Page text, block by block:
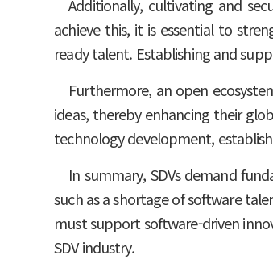
Additionally, cultivating and
achieve this, it is essential to
ready talent. Establishing and
Furthermore, an open
ideas, thereby enhancing their
technology development,
In summary, SDVs demand
such as a shortage of software
must support software-driven
SDV industry.